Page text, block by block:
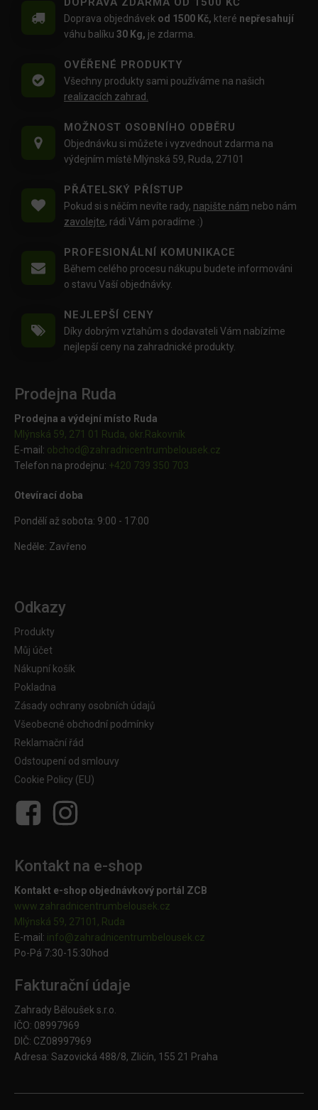
Doprava objednávek od 1500 Kč, které nepřesahují
váhu balíku 30 Kg, je zdarma.
OVĚŘENÉ PRODUKTY
Všechny produkty sami používáme na našich
realizacích zahrad.
MOŽNOST OSOBNÍHO ODBĚRU
Objednávku si můžete i vyzvednout zdarma na
výdejním místě Mlýnská 59, Ruda, 27101
PŘÁTELSKÝ PŘÍSTUP
Pokud si s něčím nevíte rady, napište nám nebo nám
zavolejte, rádi Vám poradíme :)
PROFESIONÁLNÍ KOMUNIKACE
Během celého procesu nákupu budete informováni
o stavu Vaší objednávky.
NEJLEPŠÍ CENY
Díky dobrým vztahům s dodavateli Vám nabízíme
nejlepší ceny na zahradnické produkty.
Prodejna Ruda
Prodejna a výdejní místo Ruda
Mlýnská 59, 271 01 Ruda, okr.Rakovník
E-mail: obchod@zahradnicentrumbelousek.cz
Telefon na prodejnu: +420 739 350 703
Otevírací doba
Pondělí až sobota: 9:00 - 17:00
Neděle: Zavřeno
Odkazy
Produkty
Můj účet
Nákupní košík
Pokladna
Zásady ochrany osobních údajů
Všeobecné obchodní podmínky
Reklamační řád
Odstoupení od smlouvy
Cookie Policy (EU)
Kontakt na e-shop
Kontakt e-shop objednávkový portál ZCB
www.zahradnicentrumbelousek.cz
Mlýnská 59, 27101, Ruda
E-mail: info@zahradnicentrumbelousek. cz
Po-Pá 7:30-15:30hod
Fakturační údaje
Zahrady Běloušek s.r.o.
IČO: 08997969
DIČ: CZ08997969
Adresa: Sazovická 488/8, Zličín, 155 21 Praha